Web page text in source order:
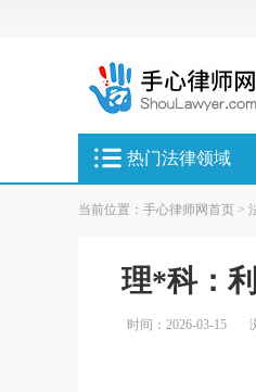
热门法律领域
当前位置： 手心律师网首页 >
理*科：
时间：2026-03-15